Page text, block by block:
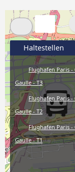
Haltestellen
Flughafen Paris -
Gaulle - T3
Flughafen Paris -
Gaulle - T2
Flughafen Paris -
Gaulle - T1